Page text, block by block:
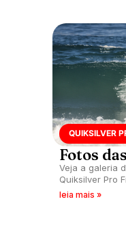
QUIKSILVER
Fotos
Veja a galeria
Quiksilver Pro
leia mais »